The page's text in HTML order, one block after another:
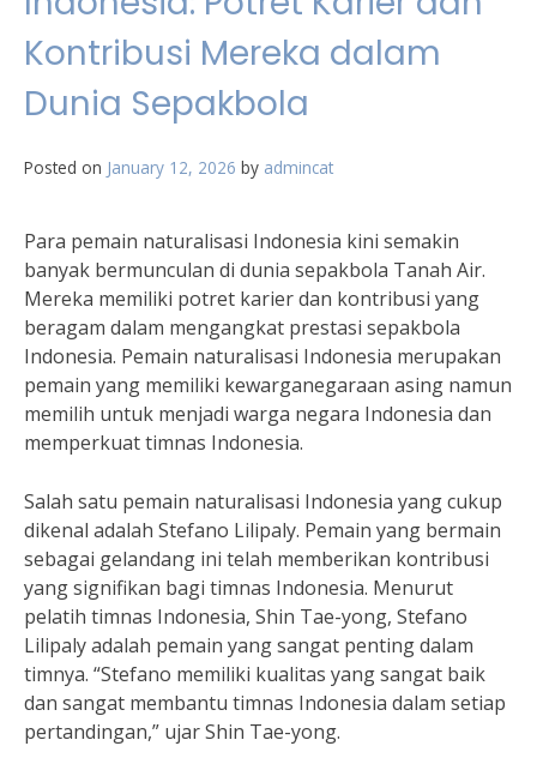
Kontribusi Mereka dalam
Dunia Sepakbola
Posted on January 12, 2026 by admincat
Para pemain naturalisasi Indonesia kini semakin
banyak bermunculan di dunia sepakbola Tanah Air.
Mereka memiliki potret karier dan kontribusi yang
beragam dalam mengangkat prestasi sepakbola
Indonesia. Pemain naturalisasi Indonesia merupakan
pemain yang memiliki kewarganegaraan asing namun
memilih untuk menjadi warga negara Indonesia dan
memperkuat timnas Indonesia.
Salah satu pemain naturalisasi Indonesia yang cukup
dikenal adalah Stefano Lilipaly. Pemain yang bermain
sebagai gelandang ini telah memberikan kontribusi
yang signifikan bagi timnas Indonesia. Menurut
pelatih timnas Indonesia, Shin Tae-yong, Stefano
Lilipaly adalah pemain yang sangat penting dalam
timnya. “Stefano memiliki kualitas yang sangat baik
dan sangat membantu timnas Indonesia dalam setiap
pertandingan,” ujar Shin Tae-yong.